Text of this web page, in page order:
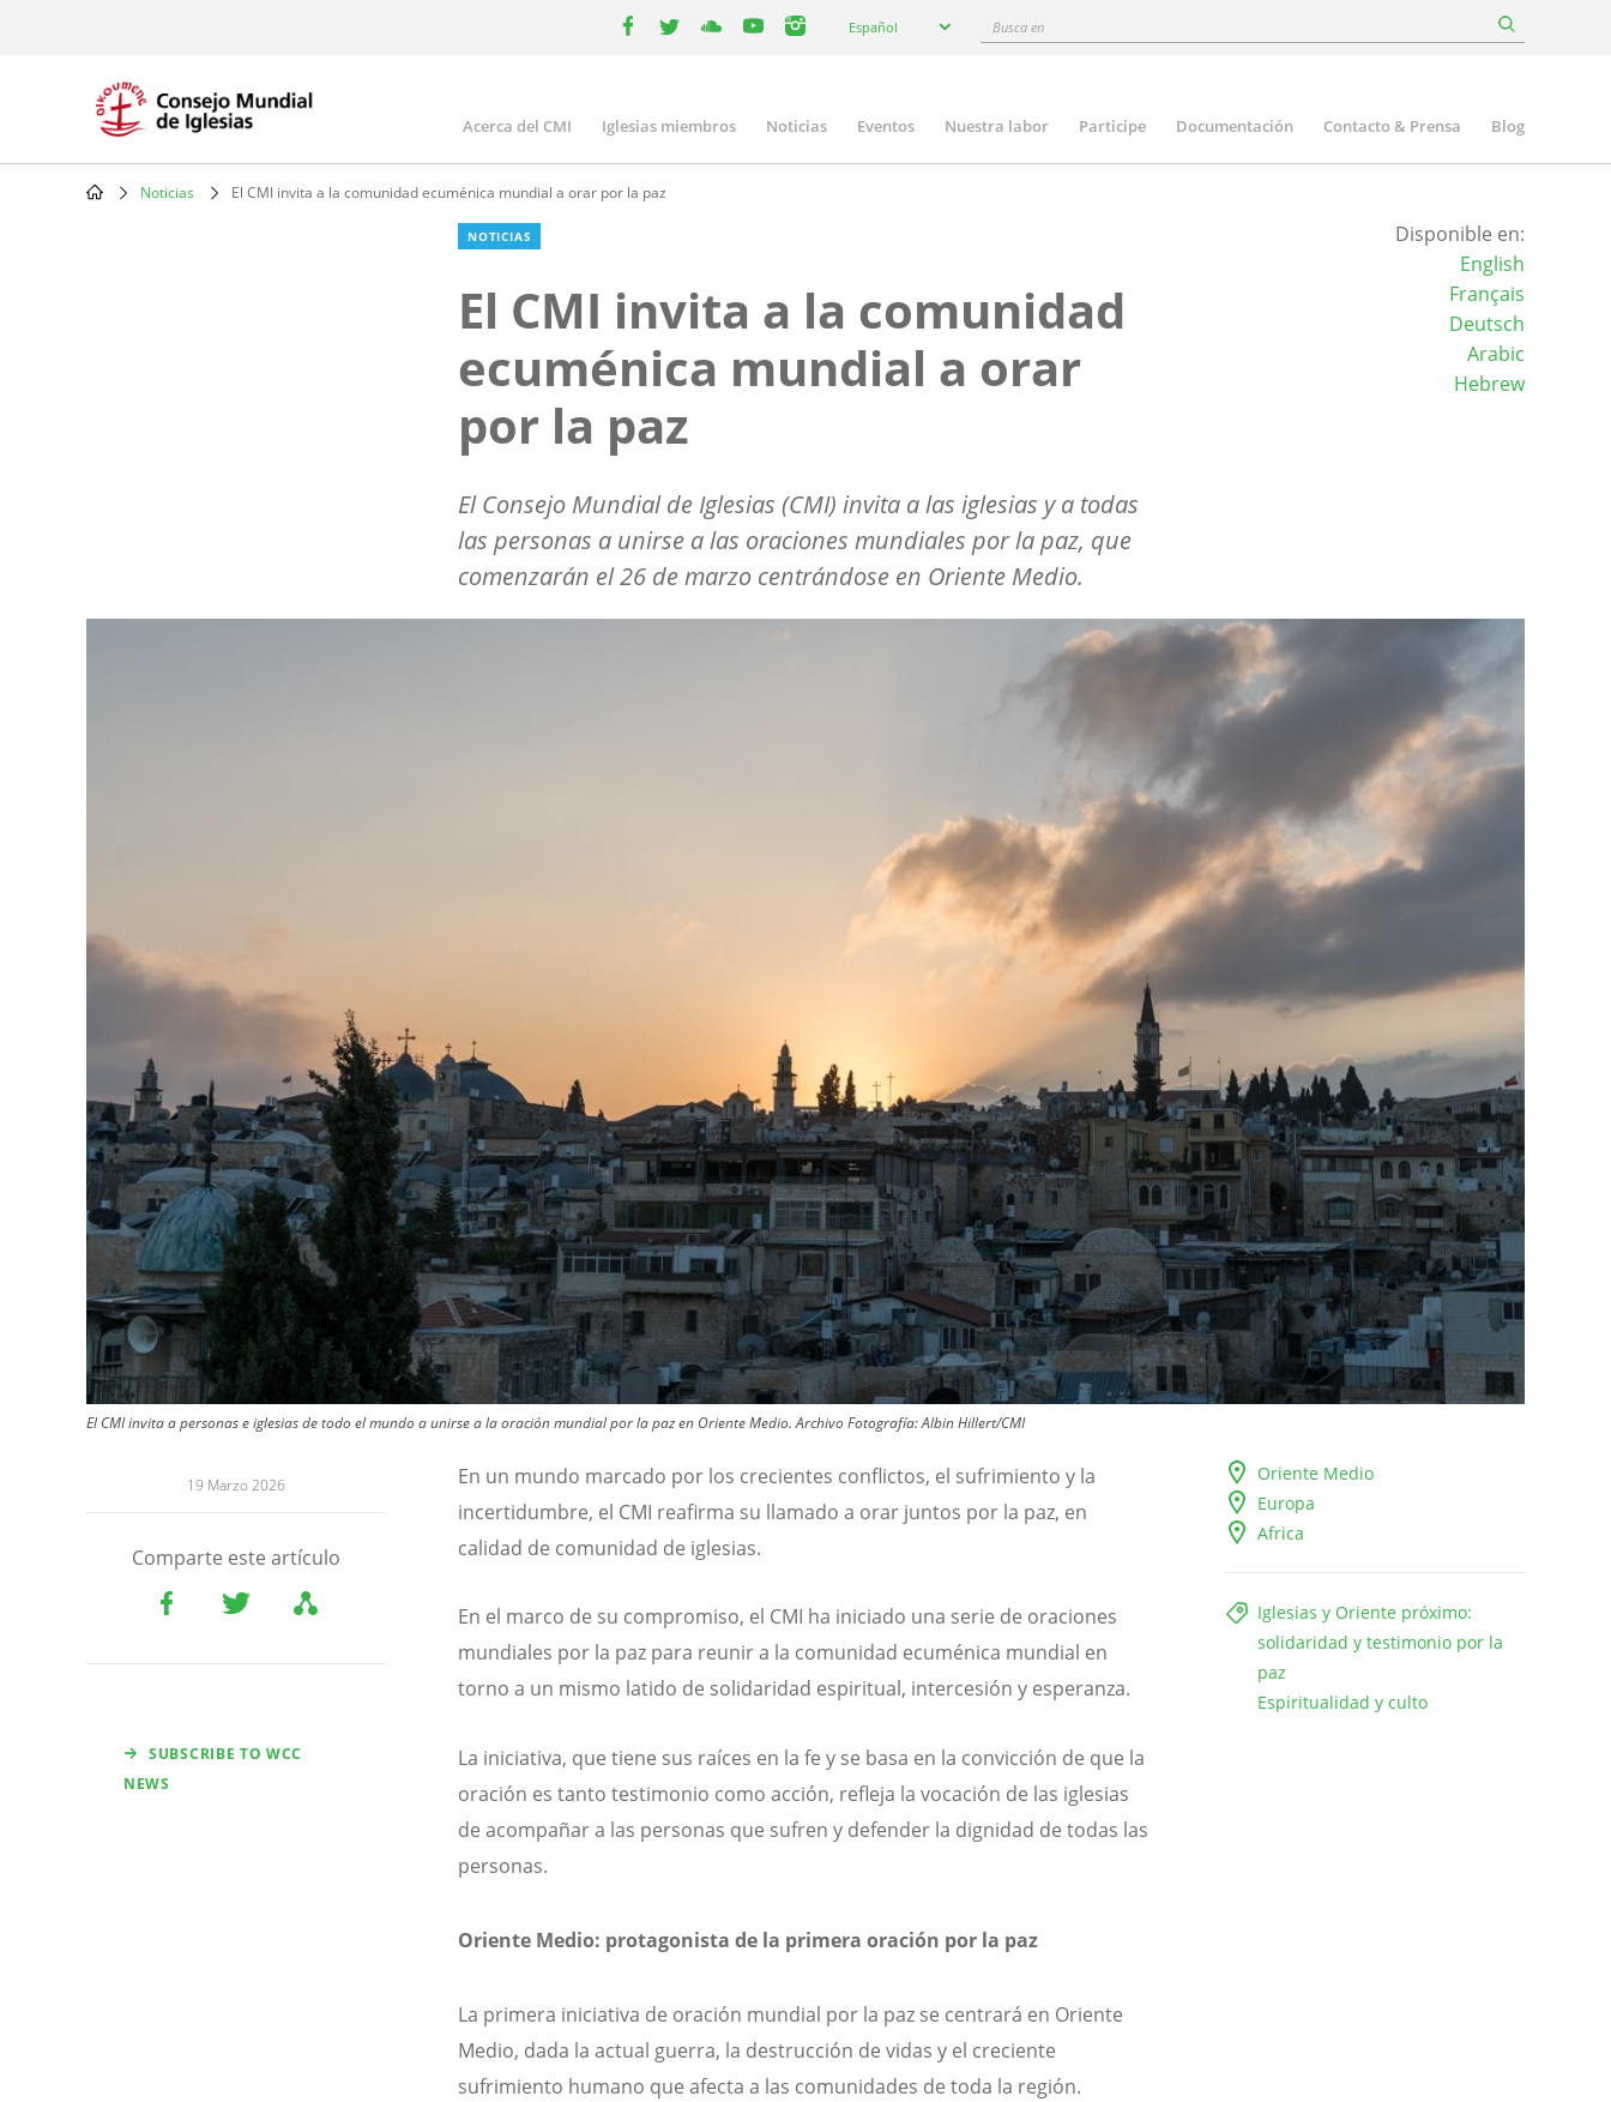
your
Español
Busca
Main
navigation
Acerca del CMI Iglesias miembros Noticias Eventos Nuestra labor Participe Documentación Contacto & Prensa Blog
Noticias El CMI invita a la comunidad ecuménica mundial a orar por la paz
NOTICIAS
El CMI invita a la comunidad
ecuménica mundial a orar
por la paz
El Consejo Mundial de Iglesias (CMI) invita a las iglesias y a todas
las personas a unirse a las oraciones mundiales por la paz, que
comenzarán el 26 de marzo centrándose en Oriente Medio.
Disponible en:
English
Français
Deutsch
Arabic
Hebrew
El CMI invita a personas e iglesias de todo el mundo a unirse a la oración mundial por la paz en Oriente Medio. ArchivoFotografía:Albin Hillert/CMI
19 Marzo 2026
Comparte este artículo
SUBSCRIBE TO WCC
NEWS
Oriente Medio
Europa
Africa
Iglesias y Oriente próximo:
solidaridad y testimonio por la
paz
Espiritualidad y culto
En un mundo marcado por los crecientes conflictos, el sufrimiento y la
incertidumbre, el CMI reafirma su llamado a orar juntos por la paz, en
calidad de comunidad de iglesias.
En el marco de su compromiso, el CMI ha iniciado una serie de oraciones
mundiales por la paz para reunir a la comunidad ecuménica mundial en
torno a un mismo latido de solidaridad espiritual, intercesión y esperanza.
La iniciativa, que tiene sus raíces en la fe y se basa en la convicción de que la
oración es tanto testimonio como acción, refleja la vocación de las iglesias
de acompañar a las personas que sufren y defender la dignidad de todas las
personas.
Oriente Medio: protagonista de la primera oración por la paz
La primera iniciativa de oración mundial por la paz se centrará en Oriente
Medio, dada la actual guerra, la destrucción de vidas y el creciente
sufrimiento humano que afecta a las comunidades de toda la región.